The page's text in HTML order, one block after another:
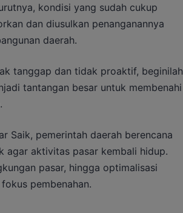
kondisi yang sudah cukup
dan diusulkan penanganannya
daerah.
tanggap dan tidak proaktif, beginilah
tantangan besar untuk membenahi
Saik, pemerintah daerah berencana
agar aktivitas pasar kembali hidup.
pasar, hingga optimalisasi
pembenahan.